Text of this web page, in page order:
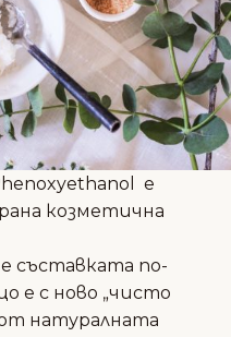
е
козметична
съставката по-
е с ново „чисто
натуралната